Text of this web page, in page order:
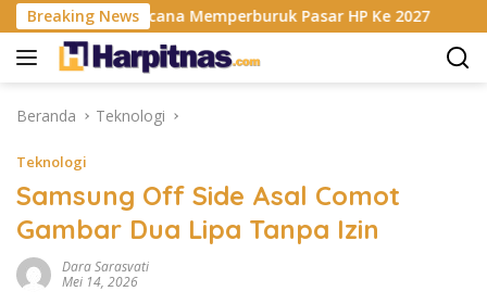
Langsung
ke
konten
Breaking News
RAM Berencana Memperburuk Pasar HP Ke 2027
Beranda Teknologi
Teknologi
Samsung Off Side Asal Comot
Gambar Dua Lipa Tanpa Izin
Dara Sarasvati
Mei 14, 2026